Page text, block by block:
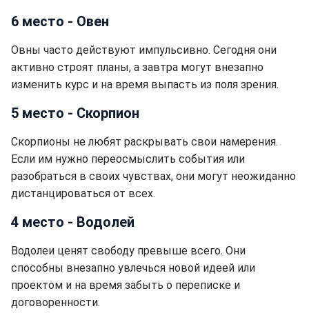
6 место - Овен
Овны часто действуют импульсивно. Сегодня они
активно строят планы, а завтра могут внезапно
изменить курс и на время выпасть из поля зрения.
5 место - Скорпион
Скорпионы не любят раскрывать свои намерения.
Если им нужно переосмыслить события или
разобраться в своих чувствах, они могут неожиданно
дистанцироваться от всех.
4 место - Водолей
Водолеи ценят свободу превыше всего. Они
способны внезапно увлечься новой идеей или
проектом и на время забыть о переписке и
договоренности.